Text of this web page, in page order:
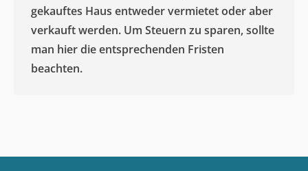
gekauftes Haus entweder vermietet oder aber
verkauft werden. Um Steuern zu sparen, sollte
man hier die entsprechenden Fristen
beachten.